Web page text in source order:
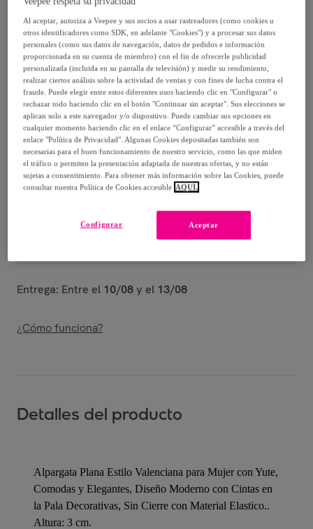
Mujer con Yute, Comodas y Elegantes,
Diseño Moderno con Cintas
29,99 €
59,98 €
-50%
Vendido porShoes and Blues
Entrega
Entrega: Entre el 10/08y el 13/08
¿Cómo funciona?
Detalles del producto
Alpargata Plana Estilo Valenciana para Mujer con Yute,
Comodas y Elegantes, Diseño Moderno con Cintas en
la Pala Decorativas, Sin Cierre con Material Elastico..
Altura: 3 cm.
Al aceptar, autoriza a Veepee y sus socios a usar rastreadores (como cookies u
otros identificadores como SDK, en adelante "Cookies") y a procesar sus datos
personales (como sus datos de navegación, datos de pedidos e información
proporcionada en su cuenta de miembro) con el fin de ofrecerle publicidad
personalizada (incluida en su pantalla de televisión) y medir su rendimiento,
realizar ciertos análisis sobre la actividad de ventas y con fines de lucha contra el
fraude. Puede elegir entre estos diferentes usos haciendo clic en "Configurar" o
rechazar todo haciendo clic en el botón "Continuar sin aceptar". Sus elecciones se
aplican solo a este navegador y/o dispositivo. Puede cambiar sus opciones en
cualquier momento haciendo clic en el enlace “Configurar” accesible a través del
enlace "Política de Privacidad". Algunas Cookies depositadas también son
necesarias para el buen funcionamiento de nuestro servicio, como las que miden
el tráfico o permiten la presentación adaptada de nuestras ofertas, y no están
sujetas a consentimiento. Para obtener más información sobre las Cookies, puede
consultar nuestra Política de Cookies accesible AQUÍ.
Aceptar
Configurar